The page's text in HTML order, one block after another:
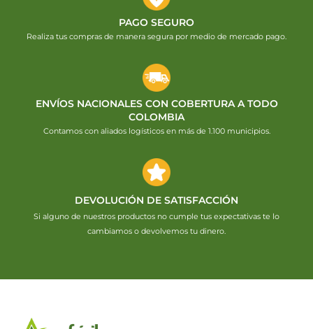
PAGO SEGURO
Realiza tus compras de manera segura por medio de mercado pago.
ENVÍOS NACIONALES CON COBERTURA A TODO
COLOMBIA
Contamos con aliados logísticos en más de 1.100 municipios.
DEVOLUCIÓN DE SATISFACCIÓN
Si alguno de nuestros productos no cumple tus expectativas te lo
cambiamos o devolvemos tu dinero.